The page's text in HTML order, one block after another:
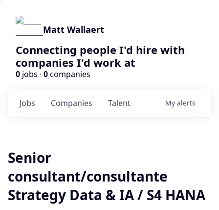
Matt Wallaert
Connecting people I'd hire with
companies I'd work at
0 jobs · 0companies
Jobs Companies Talent My alerts
Senior
consultant/consultante
Strategy Data & IA / S4 HANA